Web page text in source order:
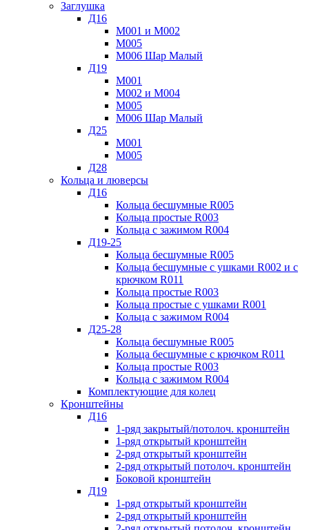
Заглушка
Д16
М001 и М002
М005
М006 Шар Малый
Д19
М001
М002 и М004
М005
М006 Шар Малый
Д25
М001
М005
Д28
Кольца и люверсы
Д16
Кольца бесшумные R005
Кольца простые R003
Кольца с зажимом R004
Д19-25
Кольца бесшумные R005
Кольца бесшумные с ушками R002 и с
крючком R011
Кольца простые R003
Кольца простые с ушками R001
Кольца с зажимом R004
Д25-28
Кольца бесшумные R005
Кольца бесшумные с крючком R011
Кольца простые R003
Кольца с зажимом R004
Комплектующие для колец
Кронштейны
Д16
1-ряд закрытый/потолоч. кронштейн
1-ряд открытый кронштейн
2-ряд открытый кронштейн
2-ряд открытый потолоч. кронштейн
Боковой кронштейн
Д19
1-ряд открытый кронштейн
2-ряд открытый кронштейн